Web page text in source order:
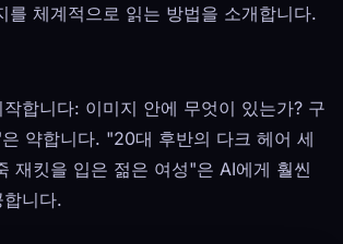
를 체계적으로 읽는 방법을 소개합니다.
합니다: 이미지 안에 무엇이 있는가? 구
약합니다. "20대 후반의 다크 헤어 세
재킷을 입은 젊은 여성"은 AI에게 훨씬
니다.